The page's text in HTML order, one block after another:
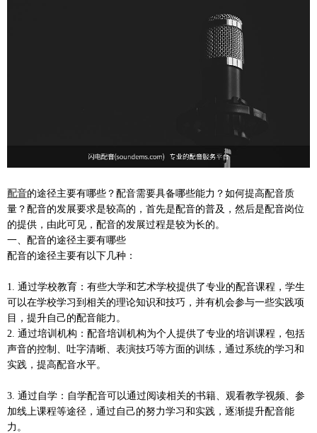
配音的途径主要有哪些？配音需要具备哪些能力？如何提高配音质
量？配音的发展要求是较高的，首先是配音的普及，然后是配音岗位
的提供，由此可见，配音的发展过程是较为长的。
一、配音的途径主要有哪些
配音的途径主要有以下几种：
1. 通过学校教育：有些大学和艺术学校提供了专业的配音课程，学生
可以在学校学习到相关的理论知识和技巧，并有机会参与一些实践项
目，提升自己的配音能力。
2. 通过培训机构：配音培训机构为个人提供了专业的培训课程，包括
声音的控制、吐字清晰、表演技巧等方面的训练，通过系统的学习和
实践，提高配音水平。
3. 通过自学：自学配音可以通过阅读相关的书籍、观看教学视频、参
加线上课程等途径，通过自己的努力学习和实践，逐渐提升配音能
力。